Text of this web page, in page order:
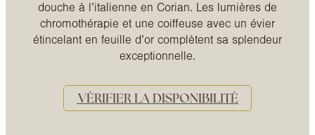
douche à l’italienne en Corian. Les lumières de
chromothérapie et une coiffeuse avec un évier
étincelant en feuille d’or complètent sa splendeur
exceptionnelle.
VÉRIFIER LA DISPONIBILITÉ